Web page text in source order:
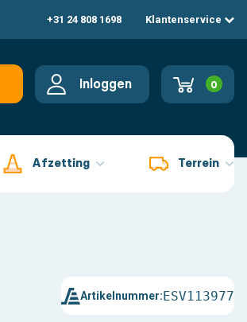
+31 24 808 1698 Klantenservice
Inloggen 0
Afzetting Terrein
Artikelnummer:ESV113977